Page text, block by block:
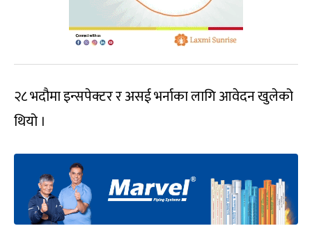
२८ भदौमा इन्सपेक्टर र असई भर्नाका लागि आवेदन खुलेको
थियो ।